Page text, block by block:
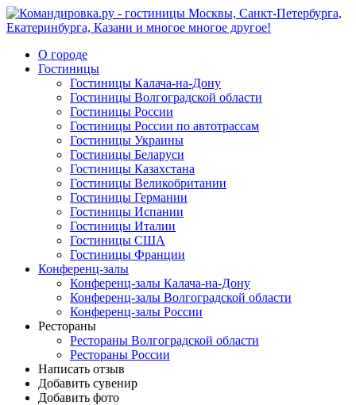
О городе
Гостиницы
Гостиницы Калача-на-Дону
Гостиницы Волгоградской области
Гостиницы России
Гостиницы России по автотрассам
Гостиницы Украины
Гостиницы Беларуси
Гостиницы Казахстана
Гостиницы Великобритании
Гостиницы Германии
Гостиницы Испании
Гостиницы Италии
Гостиницы США
Гостиницы Франции
Конференц-залы
Конференц-залы Калача-на-Дону
Конференц-залы Волгоградской области
Конференц-залы России
Рестораны
Рестораны Волгоградской области
Рестораны России
Написать отзыв
Добавить сувенир
Добавить фото